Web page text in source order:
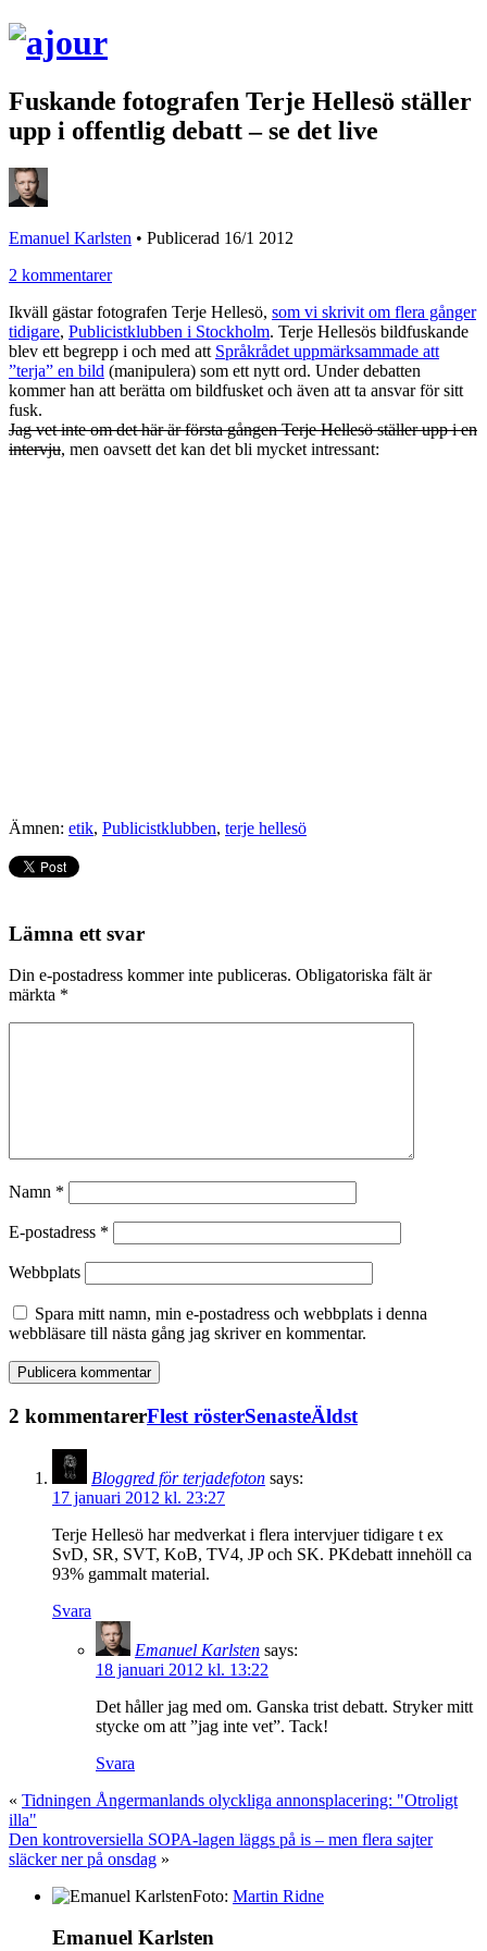
Fuskande fotografen Terje Hellesö ställer
upp i offentlig debatt – se det live
Emanuel Karlsten • Publicerad 16/1 2012
2 kommentarer
Ikväll gästar fotografen Terje Hellesö, som vi skrivit om flera gånger
tidigare, Publicistklubben i Stockholm. Terje Hellesös bildfuskande
blev ett begrepp i och med att Språkrådet uppmärksammade att
”terja” en bild (manipulera) som ett nytt ord. Under debatten
kommer han att berätta om bildfusket och även att ta ansvar för sitt
fusk.
Jag vet inte om det här är första gången Terje Hellesö ställer upp i en
intervju, men oavsett det kan det bli mycket intressant:
Ämnen: etik, Publicistklubben, terje hellesö
Lämna ett svar
Din e-postadress kommer inte publiceras. Obligatoriska fält är
märkta *
Namn *
E-postadress *
Webbplats
Spara mitt namn, min e-postadress och webbplats i denna
webbläsare till nästa gång jag skriver en kommentar.
2 kommentarerFlest rösterSenasteÄldst
Bloggred för terjadefoton says:
17 januari 2012 kl. 23:27
Terje Hellesö har medverkat i flera intervjuer tidigare t ex
SvD, SR, SVT, KoB, TV4, JP och SK. PKdebatt innehöll ca
93% gammalt material.
Svara
Emanuel Karlsten says:
18 januari 2012 kl. 13:22
Det håller jag med om. Ganska trist debatt. Stryker mitt
stycke om att ”jag inte vet”. Tack!
Svara
« Tidningen Ångermanlands olyckliga annonsplacering: "Otroligt
illa"
Den kontroversiella SOPA-lagen läggs på is – men flera sajter
släcker ner på onsdag »
Foto: Martin Ridne
Emanuel Karlsten